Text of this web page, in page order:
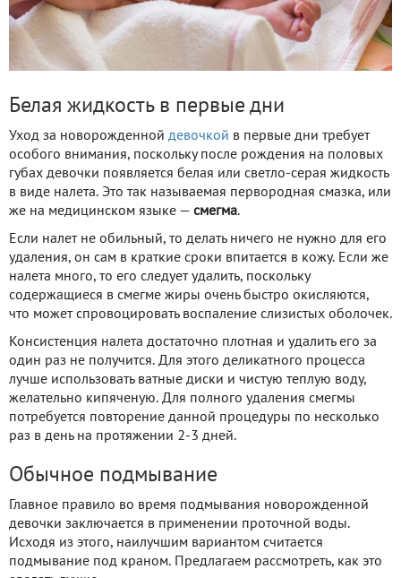
Белая жидкость в первые дни
Уход за новорожденной девочкой в первые дни требует
особого внимания, поскольку после рождения на половых
губах девочки появляется белая или светло-серая жидкость
в виде налета. Это так называемая первородная смазка, или
же на медицинском языке — смегма.
Если налет не обильный, то делать ничего не нужно для его
удаления, он сам в краткие сроки впитается в кожу. Если же
налета много, то его следует удалить, поскольку
содержащиеся в смегме жиры очень быстро окисляются,
что может спровоцировать воспаление слизистых оболочек.
Консистенция налета достаточно плотная и удалить его за
один раз не получится. Для этого деликатного процесса
лучше использовать ватные диски и чистую теплую воду,
желательно кипяченую. Для полного удаления смегмы
потребуется повторение данной процедуры по несколько
раз в день на протяжении 2-3 дней.
Обычное подмывание
Главное правило во время подмывания новорожденной
девочки заключается в применении проточной воды.
Исходя из этого, наилучшим вариантом считается
подмывание под краном. Предлагаем рассмотреть, как это